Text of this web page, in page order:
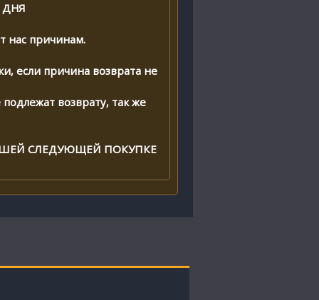
нас причинам.
если причина возврата не
возврату, так же
СЛЕДУЮЩЕЙ ПОКУПКЕ